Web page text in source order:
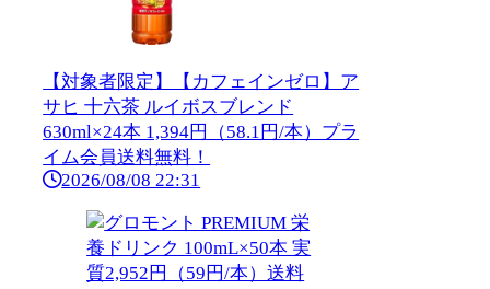
【対象者限定】【カフェインゼロ】ア
サヒ 十六茶 ルイボスブレンド
630ml×24本 1,394円（58.1円/本）プラ
イム会員送料無料！
2026/08/08 22:31